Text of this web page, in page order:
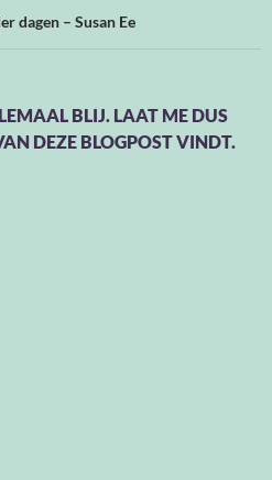
dagen – Susan Ee
BLIJ. LAAT ME DUS
DEZE BLOGPOST VINDT.